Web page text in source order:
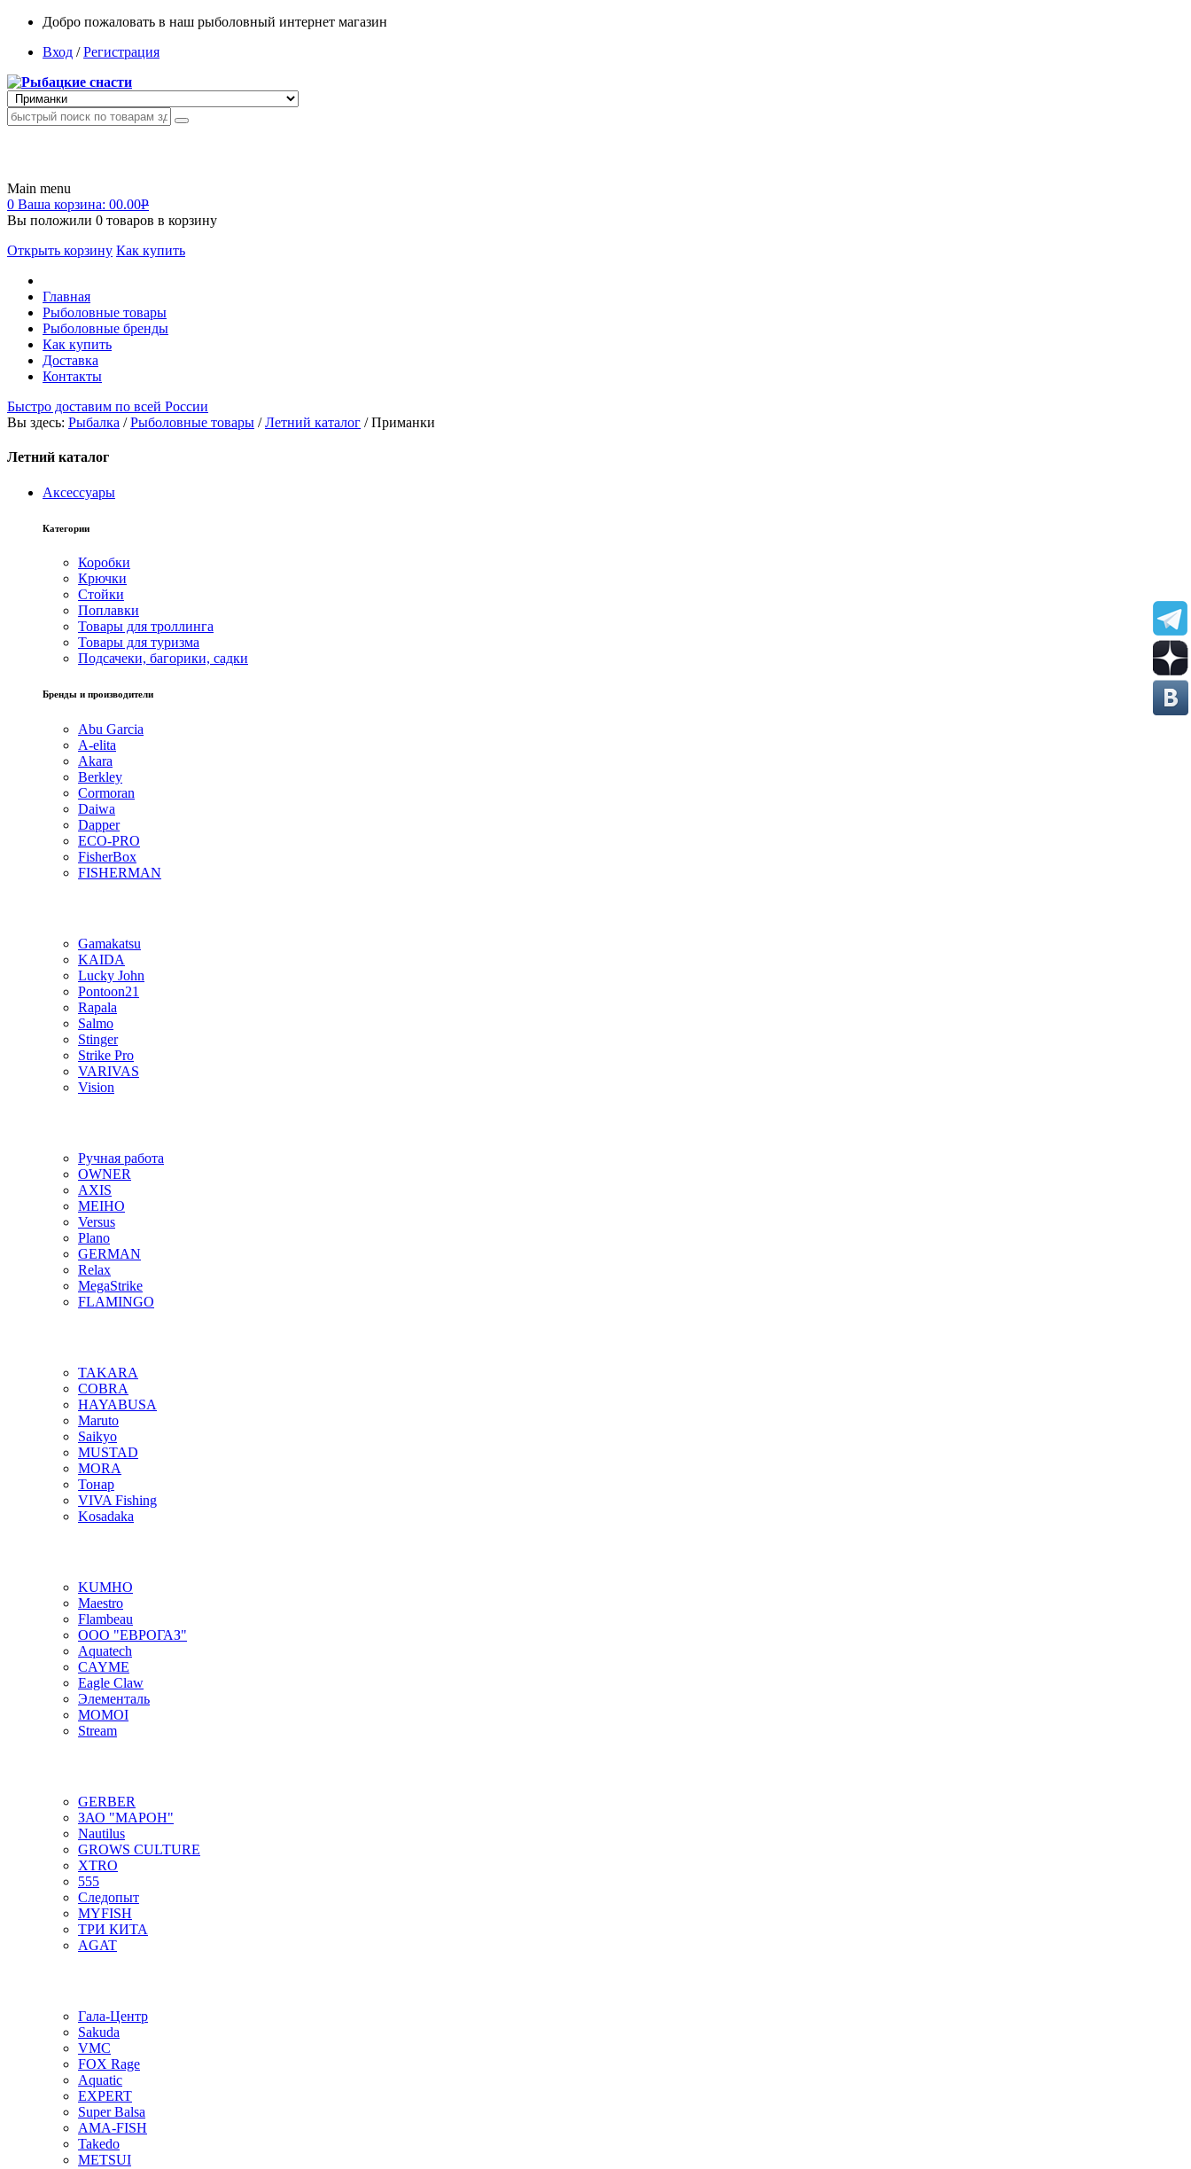
Добро пожаловать в наш рыболовный интернет магазин
Вход /Регистрация
Main menu
0 Ваша корзина: 00.00Р
Вы положили 0 товаров в корзину
Открыть корзину Как купить
Главная
Рыболовные товары
Рыболовные бренды
Как купить
Доставка
Контакты
Быстро доставим по всей России
Вы здесь: Рыбалка /Рыболовные товары /Летний каталог /Приманки
Летний каталог
Аксессуары
Категории
Коробки
Крючки
Стойки
Поплавки
Товары для троллинга
Товары для туризма
Подсачеки, багорики, садки
Бренды и производители
Abu Garcia
A-elita
Akara
Berkley
Cormoran
Daiwa
Dapper
ECO-PRO
FisherBox
FISHERMAN
Gamakatsu
KAIDA
Lucky John
Pontoon21
Rapala
Salmo
Stinger
Strike Pro
VARIVAS
Vision
Ручная работа
OWNER
AXIS
MEIHO
Versus
Plano
GERMAN
Relax
MegaStrike
FLAMINGO
TAKARA
COBRA
HAYABUSA
Maruto
Saikyo
MUSTAD
MORA
Тонар
VIVA Fishing
Kosadaka
KUMHO
Maestro
Flambeau
ООО "ЕВРОГАЗ"
Aquatech
CAYME
Eagle Claw
Элементаль
MOMOI
Stream
GERBER
ЗАО "МАРОН"
Nautilus
GROWS CULTURE
XTRO
555
Следопыт
MYFISH
ТРИ КИТА
AGAT
Гала-Центр
Sakuda
VMC
FOX Rage
Aquatic
EXPERT
Super Balsa
AMA-FISH
Takedo
METSUI